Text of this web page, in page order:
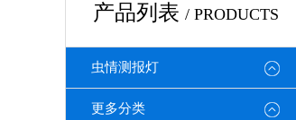
产品列表 / PRODUCTS
虫情测报灯
更多分类